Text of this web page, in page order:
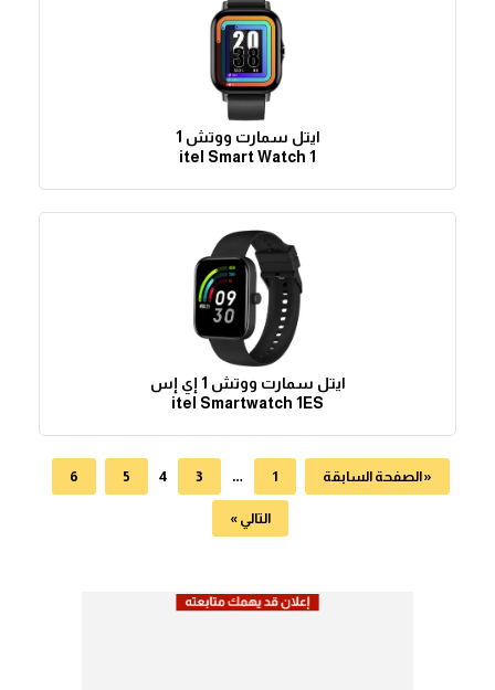
ايتل سمارت ووتش 1
itel Smart Watch 1
ايتل سمارت ووتش 1 إي إس
itel Smartwatch 1ES
« الصفحة السابقة 1
…
3
4
5
6
التالي »